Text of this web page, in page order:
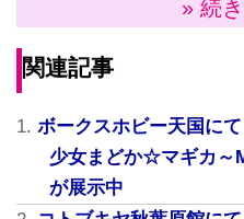
ボークスホビ
アム 魔法少女まどか☆マ
プルが展示中
» 続
関連記事
ボークスホビー天国に
少女まどか☆マギカ～
が展示中